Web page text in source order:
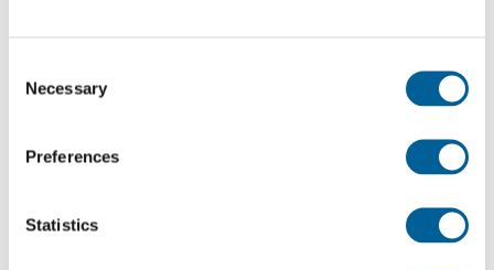
Selection
Necessary
Preferences
Statistics
Il est possible de faire une demande
d'indemnisation auprès d'EUclaim à partir d'une
sélection de pays et de compagnies aériennes.
Une procédure judiciaire est souvent nécessaire